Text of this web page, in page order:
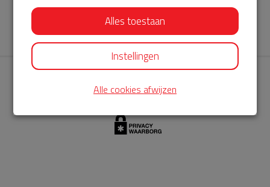
komende jaren. AED360-ProCardio is gespecialiseerd in de
levering en het onderhoud van Philips AED’s.
Alles toestaan
Instellingen
Alle cookies afwijzen